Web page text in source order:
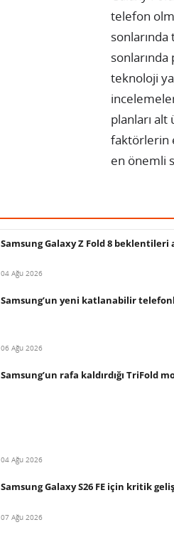
telefon
sonlarında
sonlarında
teknoloji
planları alt
faktörlerin
en önemli
Samsung Galaxy Z Fold 8
04 Ağu 2026
Samsung’un yeni katlanabilir
06 Ağu 2026
Samsung’un rafa kaldırdığı TriFold
04 Ağu 2026
Samsung Galaxy S26 FE için kritik
07 Ağu 2026